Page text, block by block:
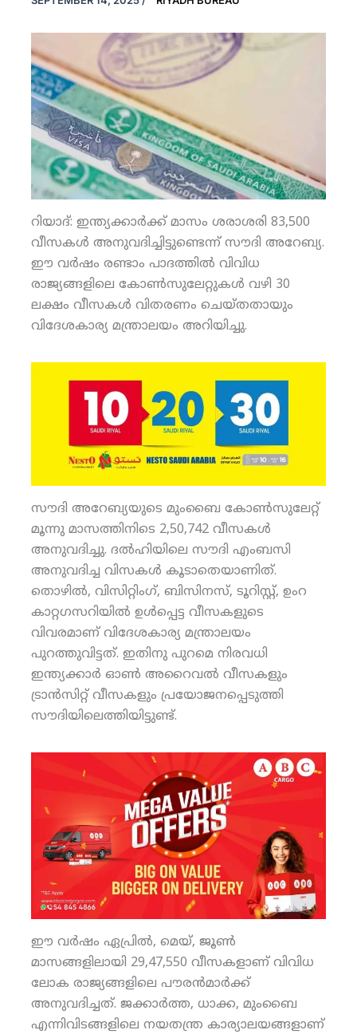
റിയാദ്: ഇന്ത്യക്കാര്‍ക്ക് മാസം ശരാശരി 83,500
വീസകള്‍ അനുവദിച്ചിട്ടുണ്ടെന്ന് സൗദി അറേബ്യ.
ഈ വര്‍ഷം രണ്ടാം പാദത്തില്‍ വിവിധ
രാജ്യങ്ങളിലെ കോണ്‍സുലേറ്റുകള്‍ വഴി 30
ലക്ഷം വീസകള്‍ വിതരണം ചെയ്തതായും
വിദേശകാര്യ മന്ത്രാലയം അറിയിച്ചു.
സൗദി അറേബ്യയുടെ മുംബൈ കോണ്‍സുലേറ്റ്
മൂന്നു മാസത്തിനിടെ 2,50,742 വീസകള്‍
അനുവദിച്ചു. ദല്‍ഹിയിലെ സൗദി എംബസി
അനുവദിച്ച വിസകള്‍ കൂടാതെയാണിത്.
തൊഴില്‍, വിസിറ്റിംഗ്, ബിസിനസ്, ടൂറിസ്റ്റ്, ഉംറ
കാറ്റഗസറിയില്‍ ഉള്‍പ്പെട്ട വീസകളുടെ
വിവരമാണ് വിദേശകാര്യ മന്ത്രാലയം
പുറത്തുവിട്ടത്. ഇതിനു പുറമെ നിരവധി
ഇന്ത്യക്കാര്‍ ഓണ്‍ അറൈവല്‍ വീസകളും
ട്രാന്‍സിറ്റ് വീസകളും പ്രയോജനപ്പെടുത്തി
സൗദിയിലെത്തിയിട്ടുണ്ട്.
ഈ വര്‍ഷം ഏപ്രില്‍, മെയ്, ജൂണ്‍
മാസങ്ങളിലായി 29,47,550 വീസകളാണ് വിവിധ
ലോക രാജ്യങ്ങളിലെ പൗരന്‍മാര്‍ക്ക്
അനുവദിച്ചത്. ജക്കാര്‍ത്ത, ധാക്ക, മുംബൈ
എന്നിവിടങ്ങളിലെ നയതന്ത്ര കാര്യാലയങ്ങളാണ്